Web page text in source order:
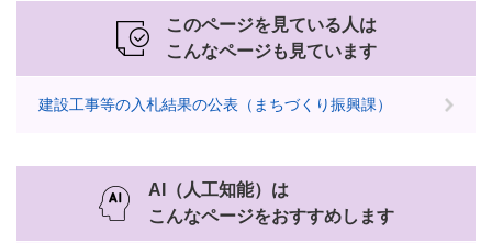
このページを見ている人は
こんなページも見ています
建設工事等の入札結果の公表（まちづくり振興課）
AI（人工知能）は
こんなページをおすすめします